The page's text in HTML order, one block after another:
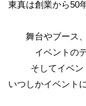
東真は創業から50
舞台やブース
イベントの
そしてイベ
いつしかイベント